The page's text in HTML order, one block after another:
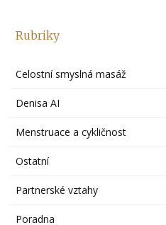
Rubriky
Celostní smyslná masáž
Denisa AI
Menstruace a cykličnost
Ostatní
Partnerské vztahy
Poradna